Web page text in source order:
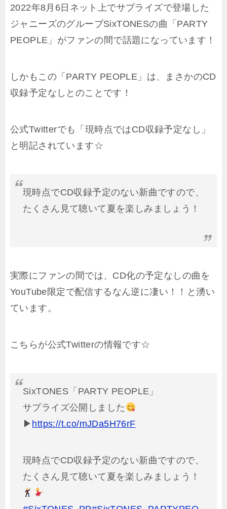
2022年8月6日ネット上でサプライズで登場した
ジャニーズのグルーブSixTONESの曲「PARTY
PEOPLE」がファンの間で話題になっています！
しかもこの「PARTY PEOPLE」は、まさかのCD
収録予定なしとのことです！
公式Twitterでも「現時点ではCD収録予定なし」
と明記されています☆
現時点でCD収録予定のない新曲ですので、
たくさん見て聴いて夏を楽しみましょう！
実際にファンの間では、CD化の予定なしの曲を
YouTube限定で配信するなん逆に凄い！！と湧い
ています。
こちらが公式Twitterの情報です☆
SixTONES「PARTY PEOPLE」
サプライズ公開しました
▶︎ https://t.co/mJDa5H76rF
現時点でCD収録予定のない新曲ですので、
たくさん見て聴いて夏を楽しみましょう！